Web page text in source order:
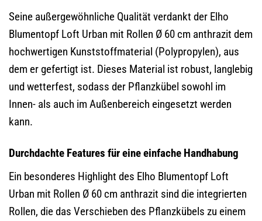
Seine außergewöhnliche Qualität verdankt der Elho
Blumentopf Loft Urban mit Rollen Ø 60 cm anthrazit dem
hochwertigen Kunststoffmaterial (Polypropylen), aus
dem er gefertigt ist. Dieses Material ist robust, langlebig
und wetterfest, sodass der Pflanzkübel sowohl im
Innen- als auch im Außenbereich eingesetzt werden
kann.
Durchdachte Features für eine einfache Handhabung
Ein besonderes Highlight des Elho Blumentopf Loft
Urban mit Rollen Ø 60 cm anthrazit sind die integrierten
Rollen, die das Verschieben des Pflanzkübels zu einem